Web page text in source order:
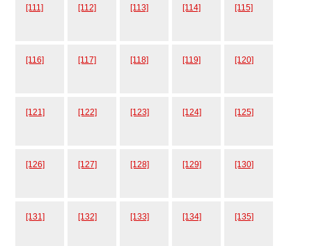
[111] [112] [113] [114] [115]
[116] [117] [118] [119] [120]
[121] [122] [123] [124] [125]
[126] [127] [128] [129] [130]
[131] [132] [133] [134] [135]